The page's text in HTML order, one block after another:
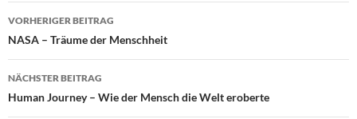
Beitragsnavigation
VORHERIGER BEITRAG
NASA – Träume der Menschheit
NÄCHSTER BEITRAG
Human Journey – Wie der Mensch die Welt eroberte